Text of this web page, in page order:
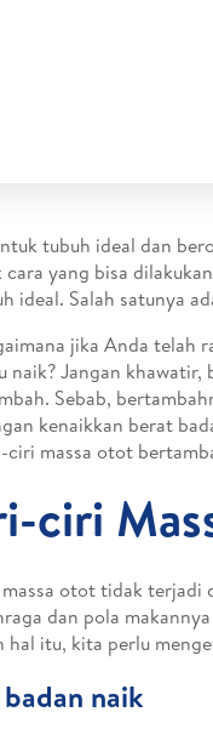
tubuh ideal dan
cara yang bisa
ideal. Salah satunya
jika Anda telah
naik? Jangan
Sebab,
kenaikkan berat
ciri massa otot
ciri
otot tidak terjadi
dan pola
hal itu, kita perlu
naik